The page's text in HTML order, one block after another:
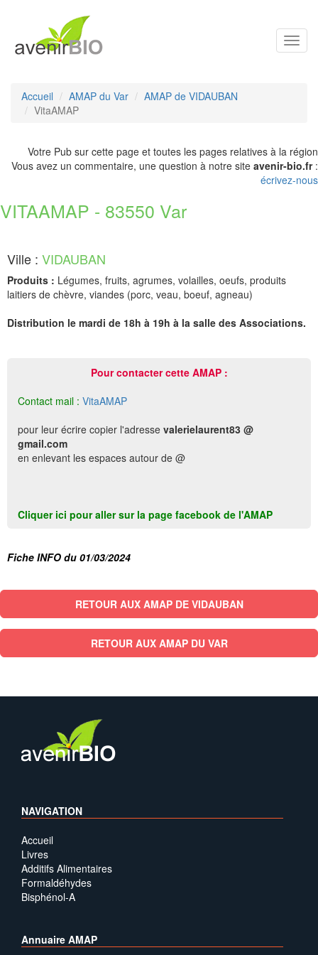
Accueil AMAP du Var
AMAP de VIDAUBAN
VitaAMAP
Votre Pub sur cette page et toutes les pages relatives à la région
Vous avez un commentaire, une question à notre site avenir-bio.fr:
écrivez-nous
VITAAMAP - 83550 Var
Ville : VIDAUBAN
Produits : Légumes, fruits, agrumes, volailles, oeufs, produits
laitiers de chèvre, viandes (porc, veau, boeuf, agneau)
Distribution le mardi de 18h à 19h à la salle des Associations.
Pour contacter cette AMAP :
Contact mail : VitaAMAP
pour leur écrire copier l'adresse valerielaurent83 @
gmail.com
en enlevant les espaces autour de @
Cliquer ici pour aller sur la page facebook de l'AMAP
Fiche INFO du 01/03/2024
RETOUR AUX AMAP DE VIDAUBAN
RETOUR AUX AMAP DU VAR
NAVIGATION
Accueil
Livres
Additifs Alimentaires
Formaldéhydes
Bisphénol-A
Annuaire AMAP